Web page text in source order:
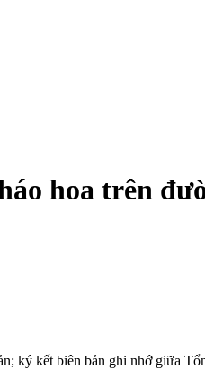
hoa trên
ký kết biên bản ghi nhớ giữa